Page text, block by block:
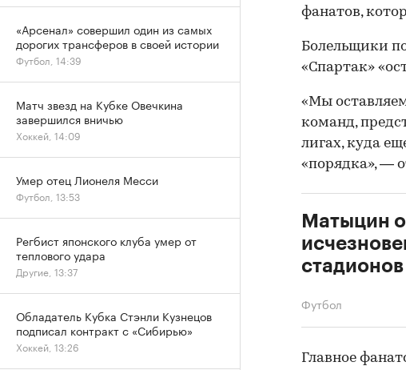
фанатов,
Болельщики
«Спартак»
«Мы
команд,
лигах, куда
«порядка», —
Матыцин
Футбол
Главное
«Арсенал» совершил один из самых
дорогих трансферов в своей истории
Футбол, 14:39
Матч звезд на Кубке Овечкина
завершился вничью
Хоккей, 14:09
Умер отец Лионеля Месси
Футбол, 13:53
Регбист японского клуба умер от
теплового удара
Другие, 13:37
Обладатель Кубка Стэнли Кузнецов
подписал контракт с «Сибирью»
Хоккей, 13:26